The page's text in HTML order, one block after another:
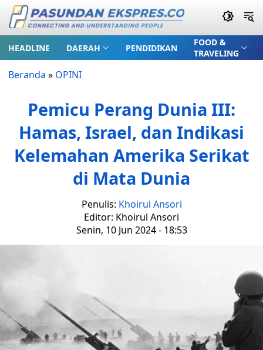
HEADLINE DAERAH PENDIDIKAN
FOOD &
TRAVELING
Beranda » OPINI
Pemicu Perang Dunia III:
Hamas, Israel, dan Indikasi
Kelemahan Amerika Serikat
di Mata Dunia
Penulis: Khoirul Ansori
Editor: Khoirul Ansori
Senin, 10 Jun 2024 - 18:53